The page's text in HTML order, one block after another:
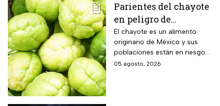
Parientes del chayote
en peligro de
extinción, advierte
Instituto de Ecología
El chayote es un alimento
originario de México y sus
poblaciones están en riesgo
de desaparecer a corto plazo
05 agosto, 2026